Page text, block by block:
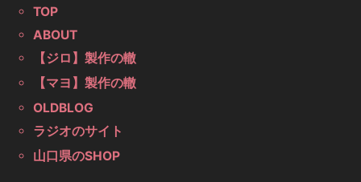
TOP
ABOUT
【ジロ】製作の轍
【マヨ】製作の轍
OLDBLOG
ラジオのサイト
山口県のSHOP